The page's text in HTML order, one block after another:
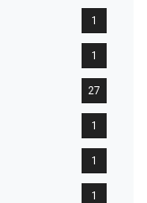
1
1
27
1
1
1